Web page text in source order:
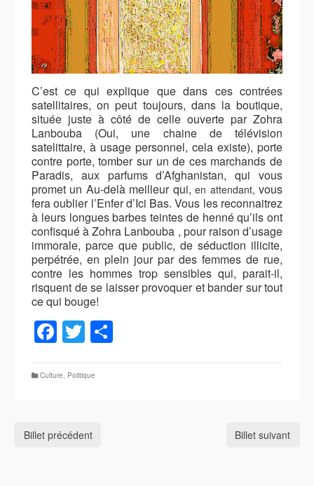
C’est ce qui explique que dans ces contrées
satellitaires, on peut toujours, dans la boutique,
située juste à côté de celle ouverte par Zohra
Lanbouba (Oui, une chaine de télévision
satelittaire, à usage personnel, cela existe), porte
contre porte, tomber sur un de ces marchands de
Paradis, aux parfums d’Afghanistan, qui vous
promet un Au-delà meilleur qui,en attendant,vous
fera oublier l’Enfer d’Ici Bas. Vous les reconnaitrez
à leurs longues barbes teintes de henné qu’ils ont
confisqué à Zohra Lanbouba , pour raison d’usage
immorale, parce que public, de séduction illicite,
perpétrée, en plein jour par des femmes de rue,
contre les hommes trop sensibles qui, parait-il,
risquent de se laisser provoquer et bander sur tout
ce qui bouge!
Facebook
Twitter
Culture, Politique
Billet précédent Billet suivant